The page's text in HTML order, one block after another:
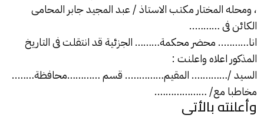
، ومحله المختار مكتب الاستاذ /عبد المجيد جابر المحامى
الكائن فى ………..
انا……….. محضر محكمة……… الجزئية قد انتقلت فى التاريخ
المذكور اعلاه واعلنت :
السيد /…………. المقيم………….. قسم …………محافظة……..
مخاطبا مع/ ……………….
وأعلنته بالأتى